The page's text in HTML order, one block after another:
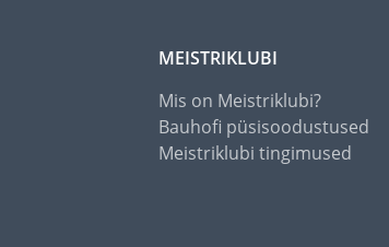
MEISTRIKLUBI
Mis on Meistriklubi?
Bauhofi püsisoodustused
Meistriklubi tingimused